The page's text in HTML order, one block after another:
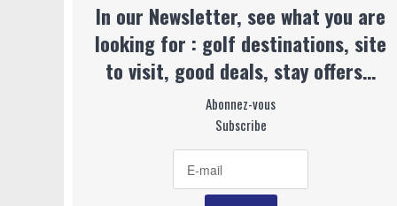
In our Newsletter, see what you are
looking for : golf destinations, site
to visit, good deals, stay offers…
Abonnez-vous
Subscribe